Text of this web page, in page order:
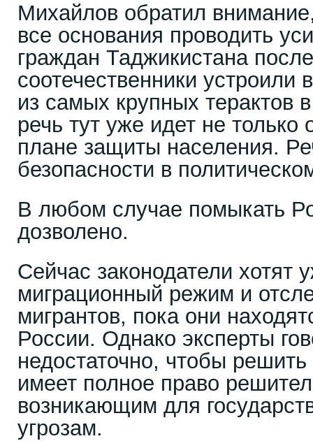
Михайлов обратил
все основания проводить
граждан Таджикистана
соотечественники устроили
из самых крупных терактов
речь тут уже идет не только
плане защиты населения.
безопасности в
В любом случае помыкать
дозволено.
Сейчас законодатели хотят
миграционный режим и
мигрантов, пока они
России. Однако эксперты
недостаточно, чтобы
имеет полное право
возникающим для
угрозам.